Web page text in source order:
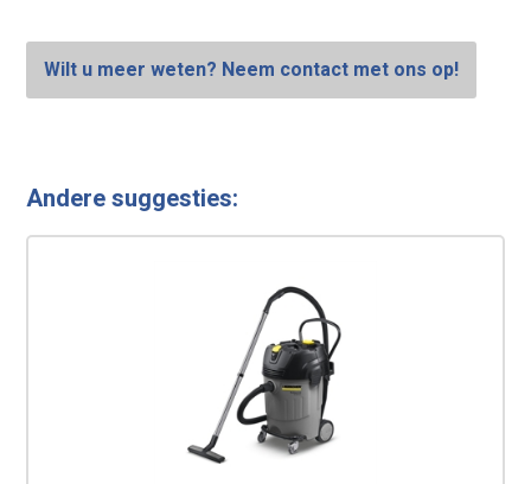
Wilt u meer weten? Neem contact met ons op!
Andere suggesties: